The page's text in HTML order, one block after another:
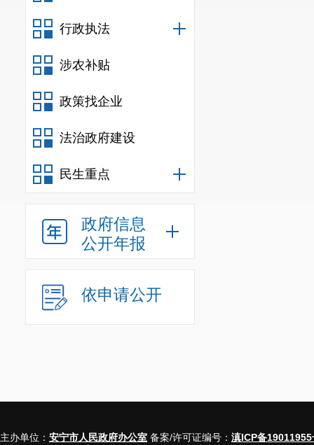
行政执法
涉农补贴
政策找企业
法治政府建设
民生重点
政府信息
公开年报
依申请公开
主办单位： 安宁市人民政府办公室 备案/许可证编号： 滇ICP备